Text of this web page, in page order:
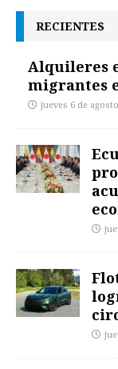
RECIENTES
Alquileres
migrantes
jueves 6 de